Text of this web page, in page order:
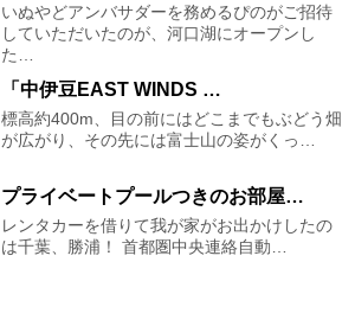
いぬやどアンバサダーを務めるぴのがご招待
していただいたのが、河口湖にオープンし
た…
「中伊豆EAST WINDS …
標高約400m、目の前にはどこまでもぶどう畑
が広がり、その先には富士山の姿がくっ…
プライベートプールつきのお部屋…
レンタカーを借りて我が家がお出かけしたの
は千葉、勝浦！ 首都圏中央連絡自動…